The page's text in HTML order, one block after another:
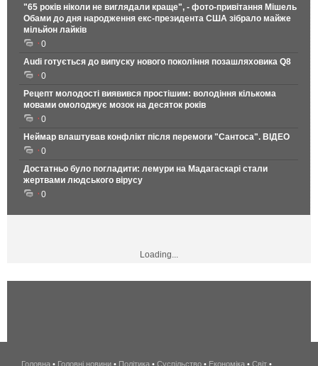
"65 років ніколи не виглядали краще", - фото-привітання Мішель
Обами до дня народження екс-президента США зібрало майже
мільйон лайків
0
Audi готується до випуску нового покоління позашляховика Q8
0
Рецепт молодості виявився простішим: володіння кількома
мовами омолоджує мозок на десяток років
0
Неймар влаштував конфлікт після перемоги "Сантоса". ВІДЕО
0
Достатньо було погладити: лемури на Мадагаскарі стали
жертвами людського вірусу
0
Loading...
беспроводной
Головна • Головні новини • Політика • Суспільство • Економіка • Світ •